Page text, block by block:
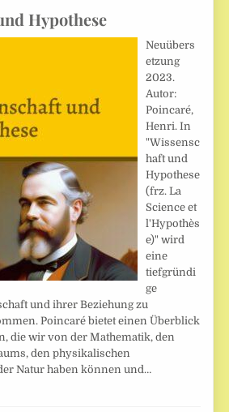
Hypothese
Neuübers
etzung
2023.
Autor:
Poincaré,
Henri. In
"Wissensc
haft und
Hypothese
(frz. La
Science et
l'Hypothès
e)" wird
eine
tiefgründi
ge
und ihrer Beziehung zu
Poincaré bietet einen Überblick
die wir von der Mathematik, den
den physikalischen
Natur haben können und…